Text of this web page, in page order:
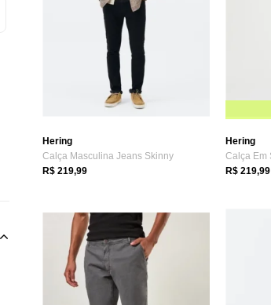
Hering
Calça Masculina Jeans Skinny
R$ 219,99
Hering
R$ 219,99